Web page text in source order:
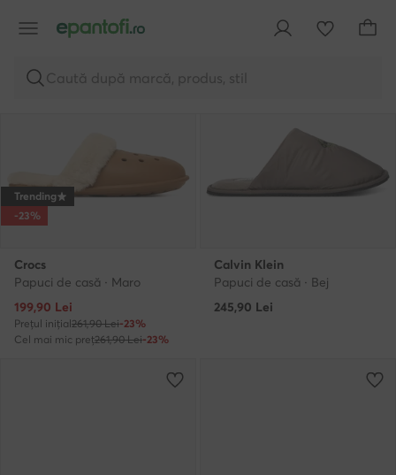
Caută după marcă, produs, stil
Trending
-23%
Crocs
Papuci de casă · Maro
Prețul actual
199,90 Lei
Prețul inițial261,90 Lei-23%
Cel mai mic preț261,90 Lei-23%
Calvin Klein
Papuci de casă · Bej
245,90 Lei